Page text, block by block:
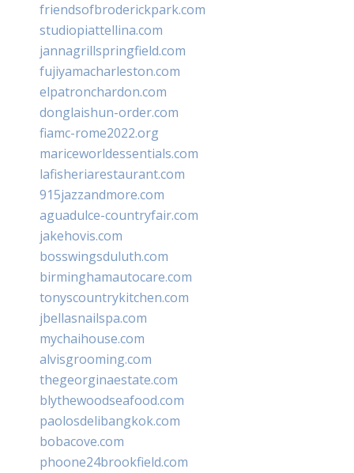
friendsofbroderickpark.com
studiopiattellina.com
jannagrillspringfield.com
fujiyamacharleston.com
elpatronchardon.com
donglaishun-order.com
fiamc-rome2022.org
mariceworldessentials.com
lafisheriarestaurant.com
915jazzandmore.com
aguadulce-countryfair.com
jakehovis.com
bosswingsduluth.com
birminghamautocare.com
tonyscountrykitchen.com
jbellasnailspa.com
mychaihouse.com
alvisgrooming.com
thegeorginaestate.com
blythewoodseafood.com
paolosdelibangkok.com
bobacove.com
phoone24brookfield.com